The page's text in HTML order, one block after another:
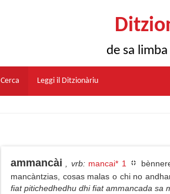
de sa
Cerca Leggi il Ditzionàriu
ammancài , vrb: mancai* 1
mancàntzias, cosas malas o chi no
fiat pitichedhedhu dhi fiat ammancada sa